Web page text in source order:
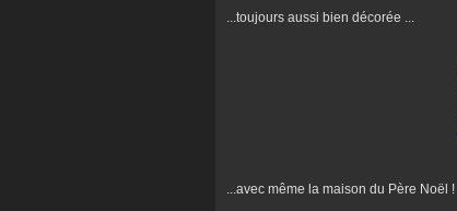
...toujours aussi bien décorée ...
...avec même la maison du Père Noël !